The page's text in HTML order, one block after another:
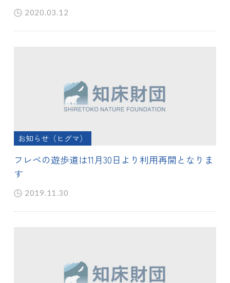
2020.03.12
お知らせ（ヒグマ）
フレペの遊歩道は11月30日より利用再開となりま
す
2019.11.30